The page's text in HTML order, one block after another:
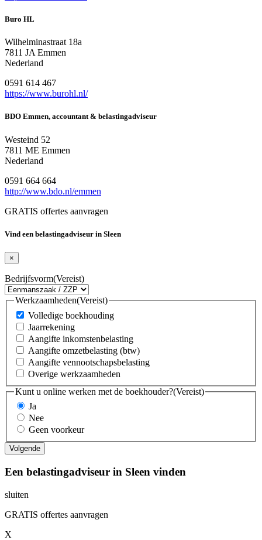
Buro HL
Wilhelminastraat 18a
7811 JA Emmen
Nederland
0591 614 467
https://www.burohl.nl/
BDO Emmen, accountant & belastingadviseur
Westeind 52
7811 ME Emmen
Nederland
0591 664 664
http://www.bdo.nl/emmen
GRATIS offertes aanvragen
Vind een belastingadviseur in Sleen
×
Bedrijfsvorm(Vereist)
Werkzaamheden(Vereist)
Volledige boekhouding
Jaarrekening
Aangifte inkomstenbelasting
Aangifte omzetbelasting (btw)
Aangifte vennootschapsbelasting
Overige werkzaamheden
Kunt u online werken met de boekhouder?(Vereist)
Ja
Nee
Geen voorkeur
Een belastingadviseur in Sleen vinden
sluiten
GRATIS offertes aanvragen
X